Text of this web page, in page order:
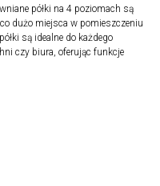
półki na 4 poziomach są
dużo miejsca w pomieszczeniu
są idealne do każdego
czy biura, oferując funkcje